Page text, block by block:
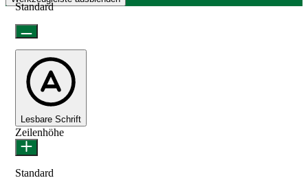
Standard
Lesbare Schrift
Zeilenhöhe
Standard